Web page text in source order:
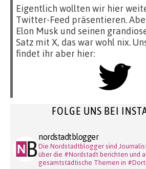
Eigentlich wollten wir hier
Twitter-Feed präsentieren.
Elon Musk und seinen
Satz mit X, das war wohl nix.
findet ihr aber hier:
FOLGE UNS BEI
nordstadtblogger
Die Nordstadtblogger sind
über die #Nordstadt berichten und
gesamtstädtische Themen in